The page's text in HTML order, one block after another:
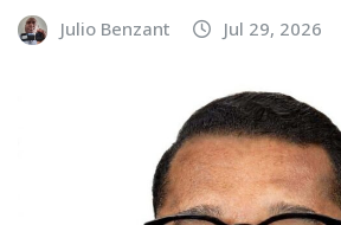
Julio Benzant Jul 29, 2026